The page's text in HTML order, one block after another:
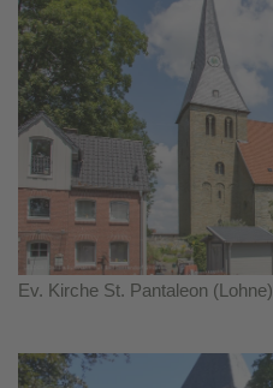
Ev. Kirche St. Pantaleon (Lohne)